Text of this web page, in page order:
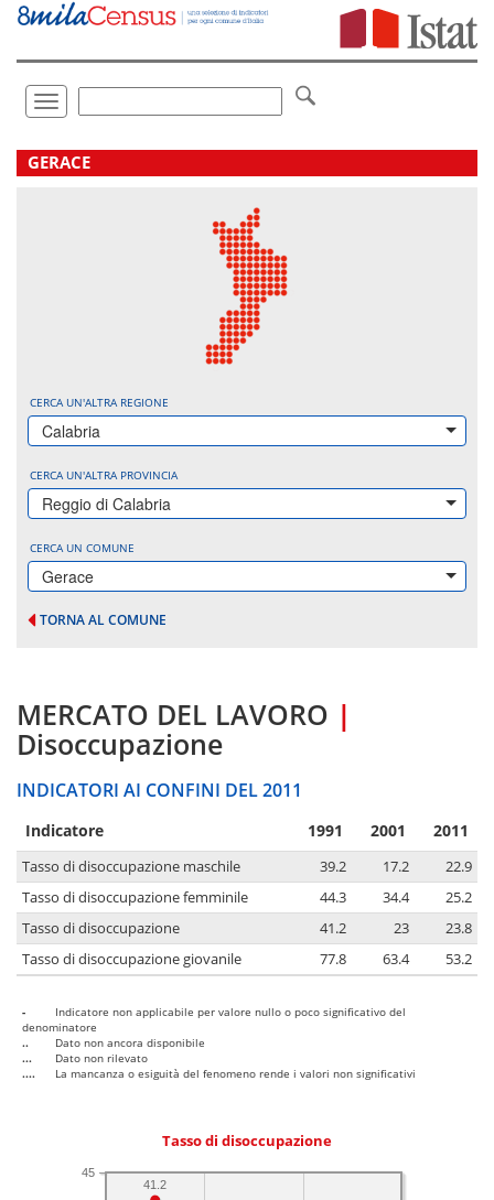
Vai
direttamente
Toggle
navigation
.
GERACE
CERCA UN'ALTRA REGIONE
Calabria
CERCA UN'ALTRA PROVINCIA
Reggio di Calabria
CERCA UN COMUNE
Gerace
TORNA AL COMUNE
MERCATO DEL LAVORO |
Disoccupazione
INDICATORI AI CONFINI DEL 2011
Indicatore 1991 2001 2011
Tasso di disoccupazione maschile 39.2 17.2
22.9
Tasso di disoccupazione femminile
44.3 34.4
25.2
Tasso di disoccupazione
41.2 23
23.8
Tasso di disoccupazione giovanile
77.8 63.4 53.2
-
Indicatore non applicabile per valore nullo o poco significativo del
denominatore
..
Dato non ancora disponibile
...
Dato non rilevato
....
La mancanza o esiguità del fenomeno rende i valori non significativi
Tasso di disoccupazione
45
41.2